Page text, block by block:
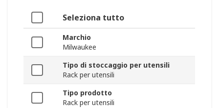
Seleziona tutto
Marchio
Milwaukee
Tipo di stoccaggio per utensili
Rack per utensili
Tipo prodotto
Rack per utensili